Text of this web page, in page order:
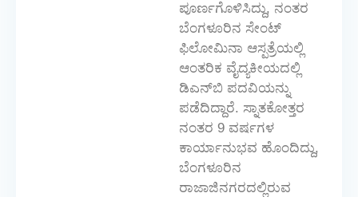
ಪೂರ್ಣಗೊಳಿಸಿದ್ದು, ನಂತರ
ಬೆಂಗಳೂರಿನ ಸೇಂಟ್
ಫಿಲೋಮಿನಾ ಆಸ್ಪತ್ರೆಯಲ್ಲಿ
ಆಂತರಿಕ ವೈದ್ಯಕೀಯದಲ್ಲಿ
ಡಿಎನ್‌ಬಿ ಪದವಿಯನ್ನು
ಪಡೆದಿದ್ದಾರೆ. ಸ್ನಾತಕೋತ್ತರ
ನಂತರ 9 ವರ್ಷಗಳ
ಕಾರ್ಯಾನುಭವ ಹೊಂದಿದ್ದು,
ಬೆಂಗಳೂರಿನ
ರಾಜಾಜಿನಗರದಲ್ಲಿರುವ